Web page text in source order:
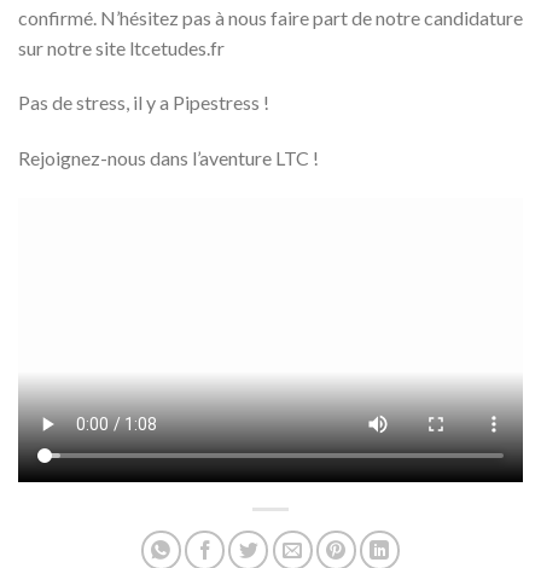
confirmé. N’hésitez pas à nous faire part de notre candidature
sur notre site ltcetudes.fr
Pas de stress, il y a Pipestress !
Rejoignez-nous dans l’aventure LTC !